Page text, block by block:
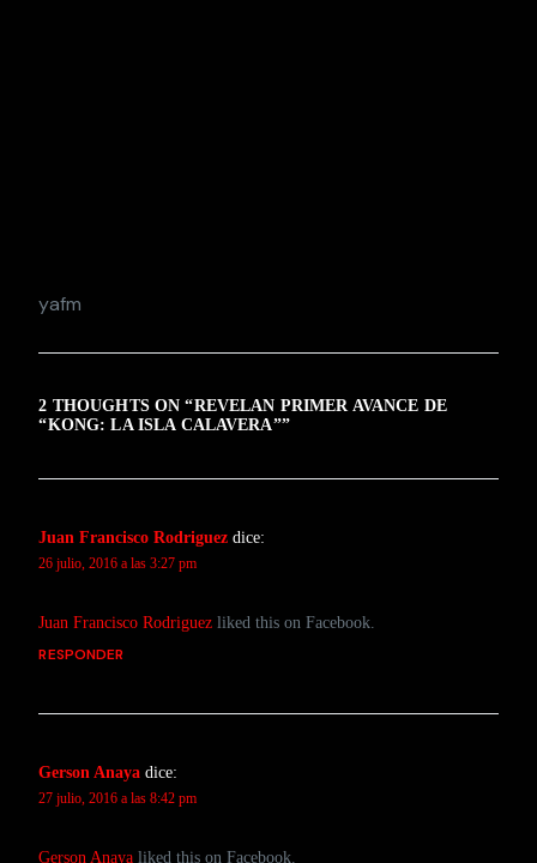
yafm
2 THOUGHTS ON “REVELAN PRIMER AVANCE DE
“KONG: LA ISLA CALAVERA””
Juan Francisco Rodriguez dice:
26 julio, 2016 a las 3:27 pm
Juan Francisco Rodriguez liked this on Facebook.
RESPONDER
Gerson Anaya dice:
27 julio, 2016 a las 8:42 pm
Gerson Anaya liked this on Facebook.